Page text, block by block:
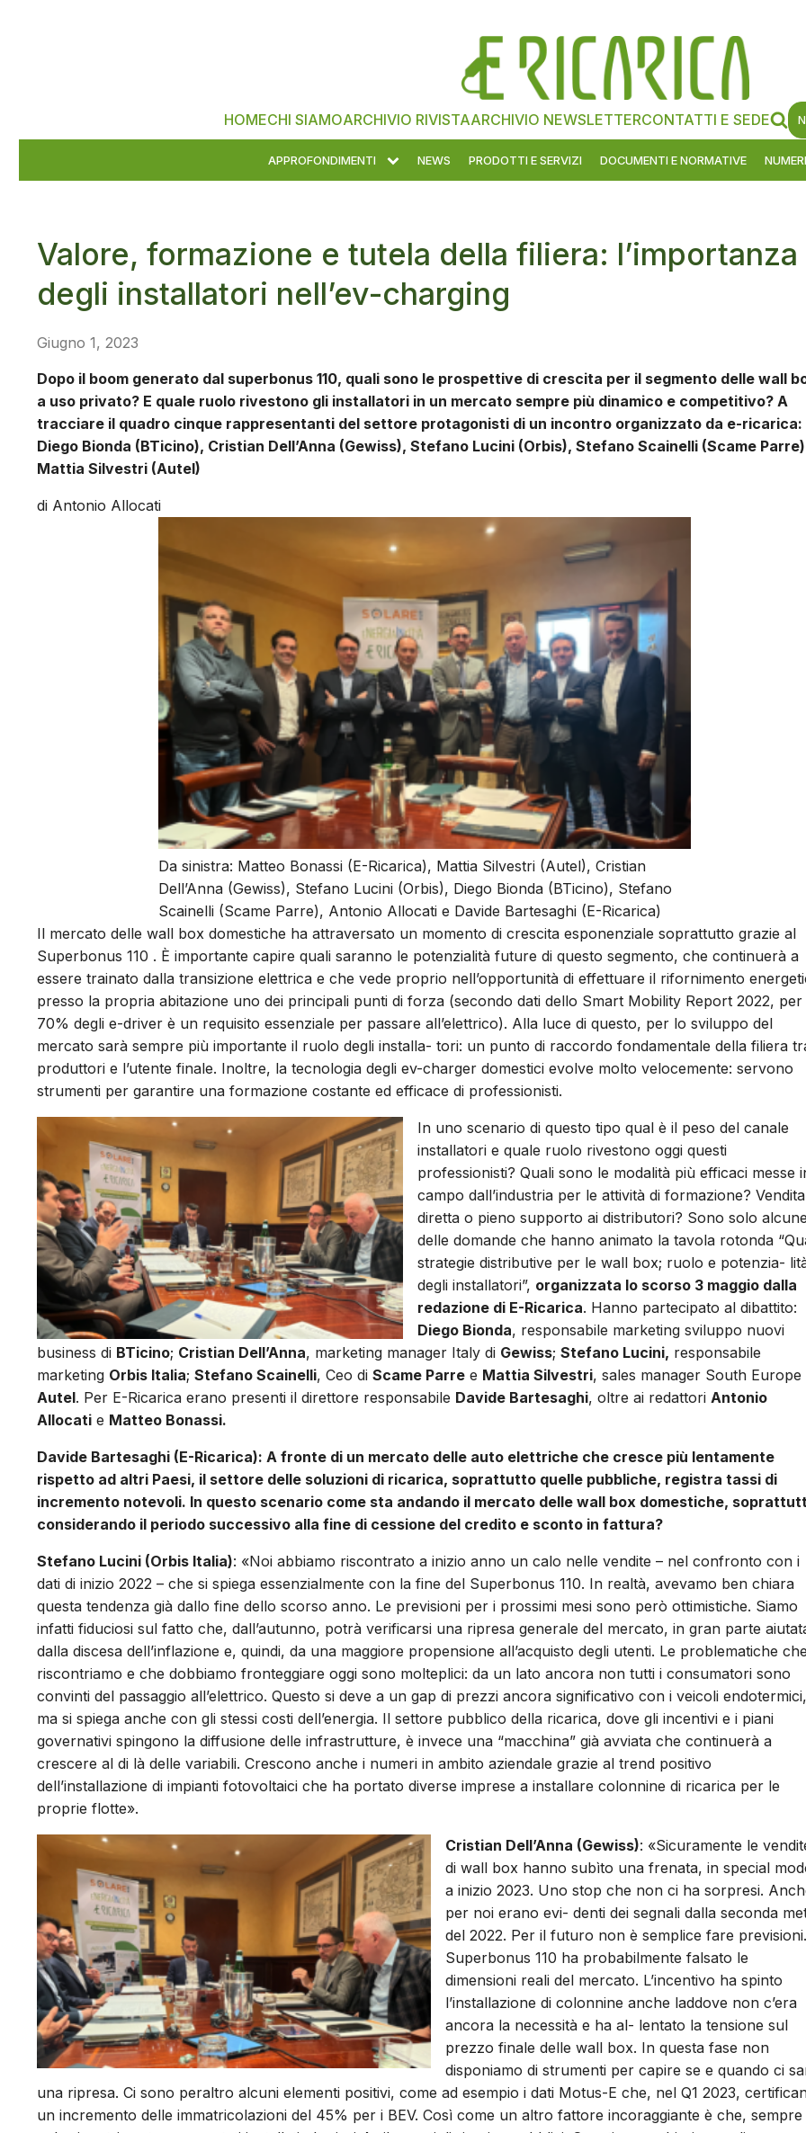
HOMECHI SIAMOARCHIVIO RIVISTAARCHIVIO NEWSLETTERCONTATTI E SEDE
APPROFONDIMENTI NEWS PRODOTTI E SERVIZI DOCUMENTI E NORMATIVE
Valore, formazione e tutela della filiera: l’importanza
degli installatori nell’ev-charging
Giugno 1, 2023
Dopo il boom generato dal superbonus 110, quali sono le prospettive di crescita per il segmento delle wall
a uso privato? E quale ruolo rivestono gli installatori in un mercato sempre più dinamico e competitivo? A
tracciare il quadro cinque rappresentanti del settore protagonisti di un incontro organizzato da e-ricarica:
Diego Bionda (BTicino), Cristian Dell’Anna (Gewiss), Stefano Lucini (Orbis), Stefano Scainelli (Scame
Mattia Silvestri (Autel)
di Antonio Allocati
Da sinistra: Matteo Bonassi (E-Ricarica), Mattia Silvestri (Autel), Cristian
Dell’Anna (Gewiss), Stefano Lucini (Orbis), Diego Bionda (BTicino), Stefano
Scainelli (Scame Parre), Antonio Allocati e Davide Bartesaghi (E-Ricarica)
Il mercato delle wall box domestiche ha attraversato un momento di crescita esponenziale soprattutto grazie al
Superbonus 110 . È importante capire quali saranno le potenzialità future di questo segmento, che continuerà a
essere trainato dalla transizione elettrica e che vede proprio nell’opportunità di effettuare il rifornimento
presso la propria abitazione uno dei principali punti di forza (secondo dati dello Smart Mobility Report 2022, per
70% degli e-driver è un requisito essenziale per passare all’elettrico). Alla luce di questo, per lo sviluppo del
mercato sarà sempre più importante il ruolo degli installa- tori: un punto di raccordo fondamentale della filiera
produttori e l’utente finale. Inoltre, la tecnologia degli ev-charger domestici evolve molto velocemente: servono
strumenti per garantire una formazione costante ed efficace di professionisti.
In uno scenario di questo tipo qual è il peso del canale
installatori e quale ruolo rivestono oggi questi
professionisti? Quali sono le modalità più efficaci messe
campo dall’industria per le attività di formazione? Vendita
diretta o pieno supporto ai distributori? Sono solo alcune
delle domande che hanno animato la tavola rotonda
strategie distributive per le wall box; ruolo e potenzia-
degli installatori”, organizzata lo scorso 3 maggio dalla
redazione di E-Ricarica. Hanno partecipato al dibattito:
Diego Bionda, responsabile marketing sviluppo nuovi
business di BTicino; Cristian Dell’Anna, marketing manager Italy di Gewiss; Stefano Lucini, responsabile
marketing Orbis Italia; Stefano Scainelli, Ceo di Scame Parre e Mattia Silvestri, sales manager South Europe
Autel. Per E-Ricarica erano presenti il direttore responsabile Davide Bartesaghi, oltre ai redattori Antonio
Allocati e Matteo Bonassi.
Davide Bartesaghi (E-Ricarica): A fronte di un mercato delle auto elettriche che cresce più lentamente
rispetto ad altri Paesi, il settore delle soluzioni di ricarica, soprattutto quelle pubbliche, registra tassi di
incremento notevoli. In questo scenario come sta andando il mercato delle wall box domestiche,
considerando il periodo successivo alla fine di cessione del credito e sconto in fattura?
Stefano Lucini (Orbis Italia): «Noi abbiamo riscontrato a inizio anno un calo nelle vendite – nel confronto con i
dati di inizio 2022 – che si spiega essenzialmente con la fine del Superbonus 110. In realtà, avevamo ben chiara
questa tendenza già dallo fine dello scorso anno. Le previsioni per i prossimi mesi sono però ottimistiche. Siamo
infatti fiduciosi sul fatto che, dall’autunno, potrà verificarsi una ripresa generale del mercato, in gran parte
dalla discesa dell’inflazione e, quindi, da una maggiore propensione all’acquisto degli utenti. Le problematiche che
riscontriamo e che dobbiamo fronteggiare oggi sono molteplici: da un lato ancora non tutti i consumatori sono
convinti del passaggio all’elettrico. Questo si deve a un gap di prezzi ancora significativo con i veicoli endotermici,
ma si spiega anche con gli stessi costi dell’energia. Il settore pubblico della ricarica, dove gli incentivi e i piani
governativi spingono la diffusione delle infrastrutture, è invece una “macchina” già avviata che continuerà a
crescere al di là delle variabili. Crescono anche i numeri in ambito aziendale grazie al trend positivo
dell’installazione di impianti fotovoltaici che ha portato diverse imprese a installare colonnine di ricarica per le
proprie flotte».
Cristian Dell’Anna (Gewiss): «Sicuramente le
di wall box hanno subìto una frenata, in special
a inizio 2023. Uno stop che non ci ha sorpresi.
per noi erano evi- denti dei segnali dalla seconda
del 2022. Per il futuro non è semplice fare
Superbonus 110 ha probabilmente falsato le
dimensioni reali del mercato. L’incentivo ha spinto
l’installazione di colonnine anche laddove non c’era
ancora la necessità e ha al- lentato la tensione sul
prezzo finale delle wall box. In questa fase non
disponiamo di strumenti per capire se e quando ci
una ripresa. Ci sono peraltro alcuni elementi positivi, come ad esempio i dati Motus-E che, nel Q1 2023,
un incremento delle immatricolazioni del 45% per i BEV. Così come un altro fattore incoraggiante è che, sempre